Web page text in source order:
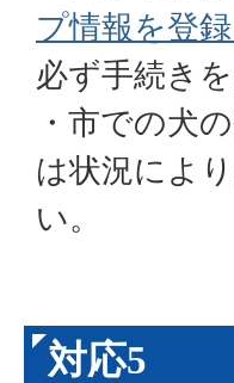
プ情報を登
必ず手続き
・市での犬
は状況によ
い。
対応5